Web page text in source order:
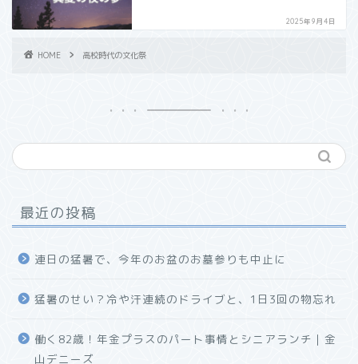
2025年9月4日
HOME 高校時代の文化祭
最近の投稿
連日の猛暑で、今年のお盆のお墓参りも中止に
猛暑のせい？冷や汗連続のドライブと、1日3回の物忘れ
働く82歳！年金プラスのパート事情とシニアランチ｜金
山デニーズ